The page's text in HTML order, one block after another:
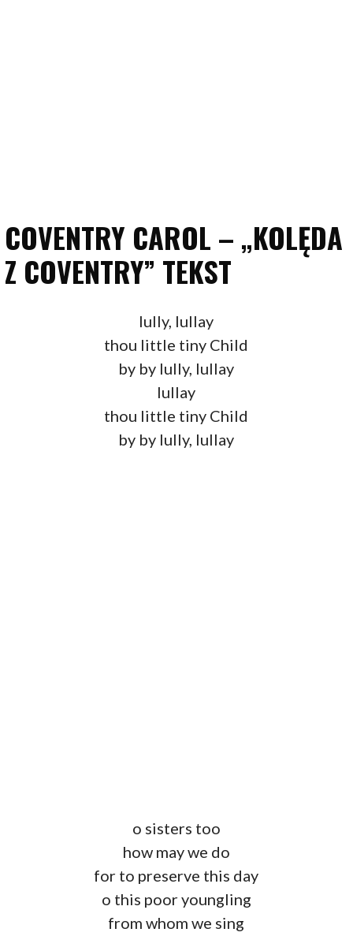
COVENTRY CAROL – „KOLĘDA
Z COVENTRY” TEKST
lully, lullay
thou little tiny Child
by by lully, lullay
lullay
thou little tiny Child
by by lully, lullay
o sisters too
how may we do
for to preserve this day
o this poor youngling
from whom we sing